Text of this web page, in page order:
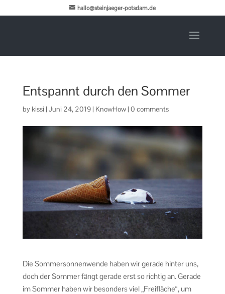
hallo@steinjaeger-potsdam.de
Entspannt durch den Sommer
by kissi | Juni 24, 2019| KnowHow| 0 comments
Die Sommersonnenwende haben wir gerade hinter uns,
doch der Sommer fängt gerade erst so richtig an. Gerade
im Sommer haben wir besonders viel „Freifläche“, um